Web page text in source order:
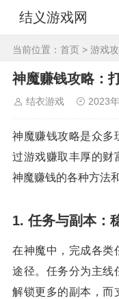
结义游戏网
当前位置： 首页 > 游戏
神魔赚钱攻略：
结衣游戏 2023
神魔赚钱攻略是众多
过游戏赚取丰厚的财
神魔赚钱的各种方法
1. 任务与副本：
在神魔中，完成各类
途径。任务分为主线
解锁更多的副本，而